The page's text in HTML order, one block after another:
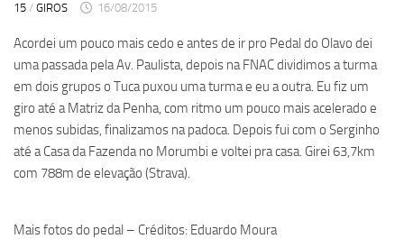
15 / GIROS 16/08/2015
Acordei um pouco mais cedo e antes de ir pro Pedal do Olavo dei
uma passada pela Av. Paulista, depois na FNAC dividimos a turma
em dois grupos o Tuca puxou uma turma e eu a outra. Eu fiz um
giro até a Matriz da Penha, com ritmo um pouco mais acelerado e
menos subidas, finalizamos na padoca. Depois fui com o Serginho
até a Casa da Fazenda no Morumbi e voltei pra casa. Girei 63,7km
com 788m de elevação (Strava).
Mais fotos do pedal – Créditos: Eduardo Moura